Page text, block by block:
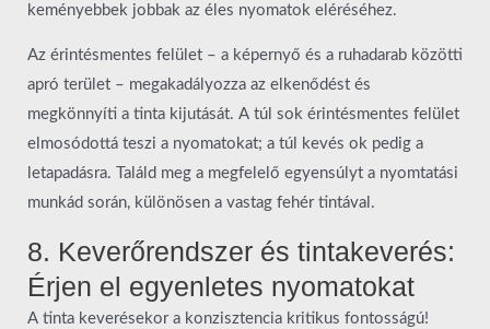
keményebbek jobbak az éles nyomatok eléréséhez.
Az érintésmentes felület – a képernyő és a ruhadarab közötti
apró terület – megakadályozza az elkenődést és
megkönnyíti a tinta kijutását. A túl sok érintésmentes felület
elmosódottá teszi a nyomatokat; a túl kevés ok pedig a
letapadásra. Találd meg a megfelelő egyensúlyt a nyomtatási
munkád során, különösen a vastag fehér tintával.
8. Keverőrendszer és tintakeverés:
Érjen el egyenletes nyomatokat
A tinta keverésekor a konzisztencia kritikus fontosságú!